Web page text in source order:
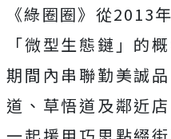
《綠圈圈》從2013
「微型生態鏈」的
期間內串聯勤美誠
道、草悟道及鄰近